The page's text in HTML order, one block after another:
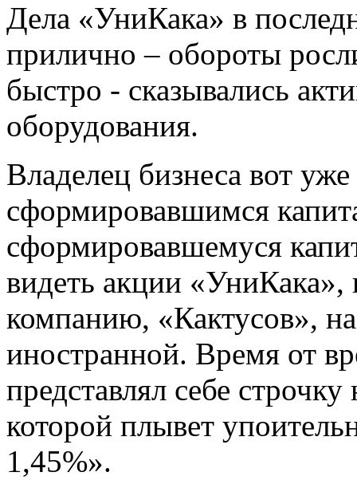
Дела «УниКака» в
прилично – обороты
быстро - сказывались
оборудования.
Владелец бизнеса вот
сформировавшимся
сформировавшемуся
видеть акции «УниКака»,
компанию, «Кактусов»,
иностранной. Время от
представлял себе
которой плывет
1,45%».